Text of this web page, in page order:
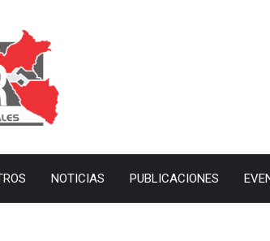
NOTICIAS PUBLICACIONES